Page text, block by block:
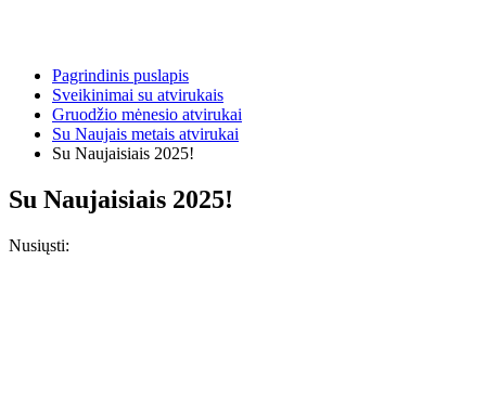
Pagrindinis puslapis
Sveikinimai su atvirukais
Gruodžio mėnesio atvirukai
Su Naujais metais atvirukai
Su Naujaisiais 2025!
Su Naujaisiais 2025!
Nusiųsti: